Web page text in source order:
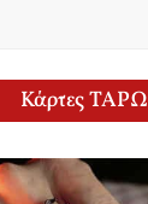
Κάρτες ΤΑΡΩ